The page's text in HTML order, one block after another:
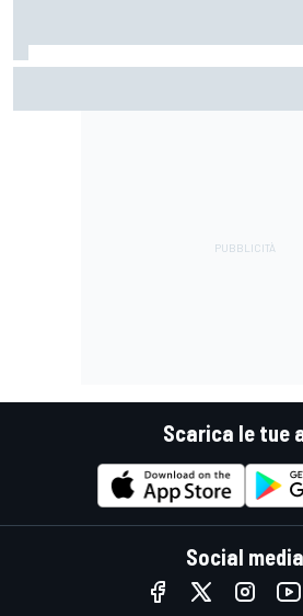
Scarica le tue
Social media